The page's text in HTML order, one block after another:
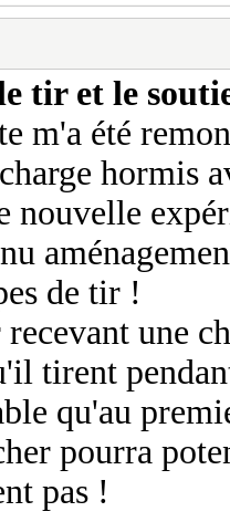
tir et le
m'a été
hormis
nouvelle
de tir !
une
tirent
qu'au
pourra
pas !